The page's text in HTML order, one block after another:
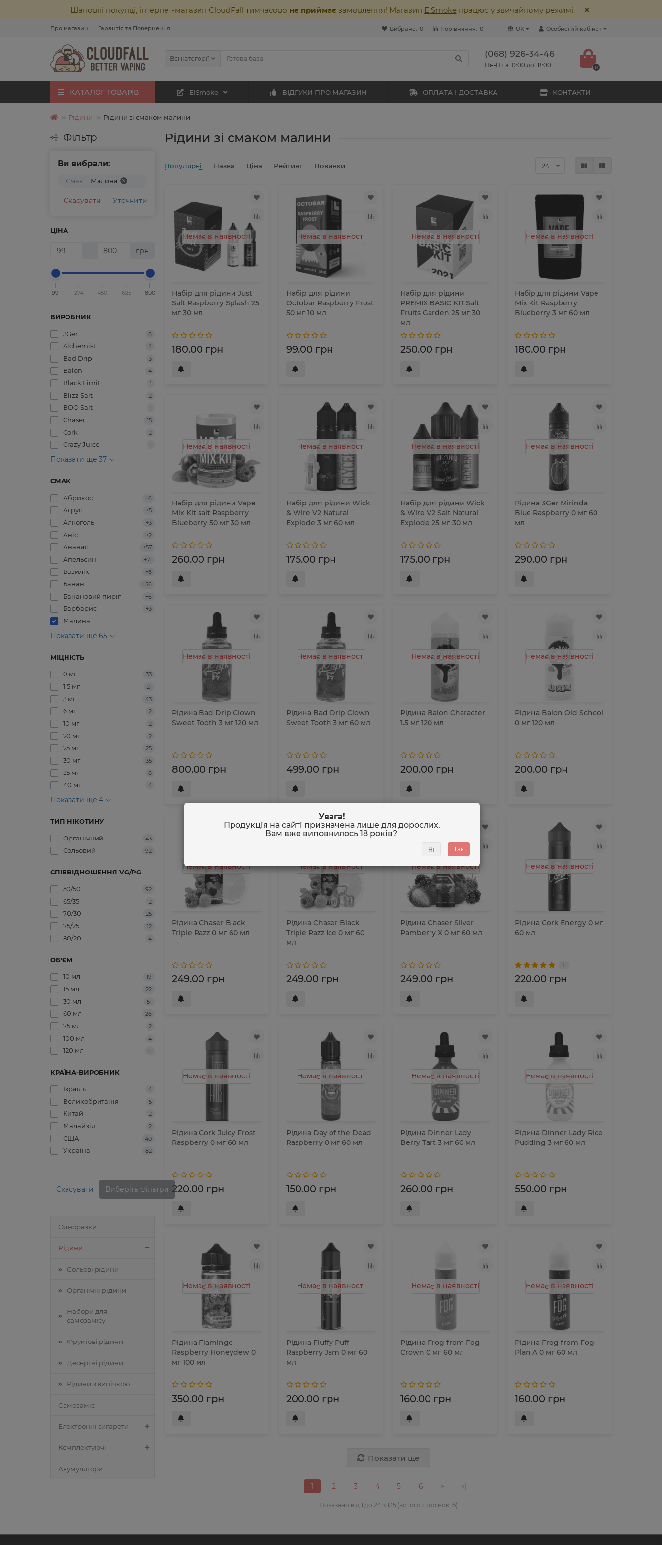
Шановні покупці, інтернет-магазин CloudFall тимчасово не приймаєзамовлення! Магазин ElSmokeпрацює у звичайному режимі.
Особистий кабінет
UK
Порівняння: 0
Вибране: 0
Про магазин Гарантія та Повернення
Всі категорії (068) 926-34-46
Пн-Пт з 10:00 до 18:00 0
КАТАЛОГ ТОВАРІВ ElSmoke ВІДГУКИ ПРО МАГАЗИН ОПЛАТА І ДОСТАВКА КОНТАКТИ
Рідини Рідини зі смаком малини
Фільтр
Ви вибрали:
Смак: Малина
Скасувати Уточнити
ЦІНА
- грн
99 274 450 625 800
ВИРОБНИК
3Ger 8
Alchemist 4
Bad Drip 3
Balon 4
Black Limit 1
Blizz Salt 2
BOO Salt 1
Chaser 15
Cork 2
Crazy Juice 1
Показати ще 37
СМАК
Абрикос +6
Агрус +5
Алкоголь +3
Аніс +2
Ананас +57
Апельсин +71
Базилік +6
Банан +56
Банановий пиріг +6
Барбарис +3
Малина
Показати ще 65
МІЦНІСТЬ
0 мг 33
1.5 мг 21
3 мг 43
6 мг 2
10 мг 2
20 мг 2
25 мг 25
30 мг 35
35 мг 8
40 мг 4
Показати ще 4
ТИП НІКОТИНУ
Органічний 43
Сольовий 92
СПІВВІДНОШЕННЯ VG/PG
50/50 92
65/35 2
70/30 25
75/25 12
80/20 4
ОБ'ЄМ
10 мл 19
15 мл 22
30 мл 51
60 мл 26
75 мл 2
100 мл 4
120 мл 11
КРАЇНА-ВИРОБНИК
Ізраїль 4
Великобританія 5
Китай 2
Малайзія 2
США 40
Україна 82
Скасувати Виберіть фільтри
Одноразки
Рідини
Сольові рідини
Органічні рідини
Набори для
самозамісу
Фруктові рідини
Десертні рідини
Рідини з випічкою
Самозаміс
Електронні сигарети
Комплектуючі
Акумулятори
Рідини зі смаком малини
Популярні Назва Ціна Рейтинг Новинки
Немає в наявності
Набір для рідини Just
Salt Raspberry Splash 25
мг 30 мл
180.00 грн
Немає в наявності
Набір для рідини
Octobar Raspberry Frost
50 мг 10 мл
99.00 грн
Немає в наявності
Набір для рідини
PREMIX BASIC KIT Salt
Fruits Garden 25 мг 30
мл
250.00 грн
Немає в наявності
Набір для рідини Vape
Mix Kit Raspberry
Blueberry 3 мг 60 мл
180.00 грн
Немає в наявності
Набір для рідини Vape
Mix Kit salt Raspberry
Blueberry 50 мг 30 мл
260.00 грн
Немає в наявності
Набір для рідини Wick
& Wire V2 Natural
Explode 3 мг 60 мл
175.00 грн
Немає в наявності
Набір для рідини Wick
& Wire V2 Salt Natural
Explode 25 мг 30 мл
175.00 грн
Немає в наявності
Рідина 3Ger Mirinda
Blue Raspberry 0 мг 60
мл
290.00 грн
Немає в наявності
Рідина Bad Drip Clown
Sweet Tooth 3 мг 120 мл
800.00 грн
Немає в наявності
Рідина Bad Drip Clown
Sweet Tooth 3 мг 60 мл
499.00 грн
Немає в наявності
Рідина Balon Character
1.5 мг 120 мл
200.00 грн
Немає в наявності
Рідина Balon Old School
0 мг 120 мл
200.00 грн
Немає в наявності
Рідина Chaser Black
Triple Razz 0 мг 60 мл
249.00 грн
Немає в наявності
Рідина Chaser Black
Triple Razz Ice 0 мг 60
мл
249.00 грн
Немає в наявності
Рідина Chaser Silver
Pamberry X 0 мг 60 мл
249.00 грн
Немає в наявності
Рідина Cork Energy 0 мг
60 мл
1
220.00 грн
Немає в наявності
Рідина Cork Juicy Frost
Raspberry 0 мг 60 мл
220.00 грн
Немає в наявності
Рідина Day of the Dead
Raspberry 0 мг 60 мл
150.00 грн
Немає в наявності
Рідина Dinner Lady
Berry Tart 3 мг 60 мл
260.00 грн
Немає в наявності
Рідина Dinner Lady Rice
Pudding 3 мг 60 мл
550.00 грн
Немає в наявності
Рідина Flamingo
Raspberry Honeydew 0
мг 100 мл
350.00 грн
Немає в наявності
Рідина Fluffy Puff
Raspberry Jam 0 мг 60
мл
200.00 грн
Немає в наявності
Рідина Frog from Fog
Crown 0 мг 60 мл
160.00 грн
Немає в наявності
Рідина Frog from Fog
Plan A 0 мг 60 мл
160.00 грн
Показати ще
1 2 3 4 5 6 > >|
Показано від 1 до 24 з 135 (всього сторінок: 6)
Увага!
Продукція на сайті призначена лише для дорослих.
Вам вже виповнилось 18 років?
Ні Так